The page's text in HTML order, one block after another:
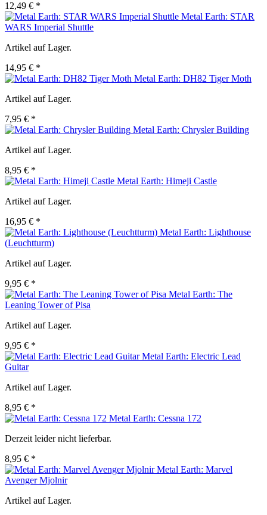
12,49 € *
Metal Earth: STAR
WARS Imperial Shuttle
Artikel auf Lager.
14,95 € *
Metal Earth: DH82 Tiger Moth
Artikel auf Lager.
7,95 € *
Metal Earth: Chrysler Building
Artikel auf Lager.
8,95 € *
Metal Earth: Himeji Castle
Artikel auf Lager.
16,95 € *
Metal Earth: Lighthouse
(Leuchtturm)
Artikel auf Lager.
9,95 € *
Metal Earth: The
Leaning Tower of Pisa
Artikel auf Lager.
9,95 € *
Metal Earth: Electric Lead
Guitar
Artikel auf Lager.
8,95 € *
Metal Earth: Cessna 172
Derzeit leider nicht lieferbar.
8,95 € *
Metal Earth: Marvel
Avenger Mjolnir
Artikel auf Lager.